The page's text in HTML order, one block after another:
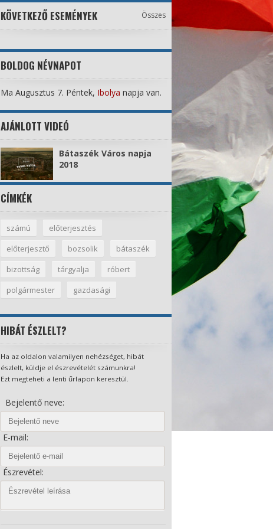
KÖVETKEZŐ ESEMÉNYEK Összes
BOLDOG NÉVNAPOT
Ma Augusztus 7. Péntek, Ibolya napja van.
AJÁNLOTT VIDEÓ
Bátaszék Város napja
2018
CÍMKÉK
számú
előterjesztés
előterjesztő
bozsolik
bátaszék
bizottság
tárgyalja
róbert
polgármester
gazdasági
HIBÁT ÉSZLELT?
Ha az oldalon valamilyen nehézséget, hibát
észlelt, küldje el észrevételét számunkra!
Ezt megteheti a lenti űrlapon keresztül.
Bejelentő neve:
E-mail:
Észrevétel: